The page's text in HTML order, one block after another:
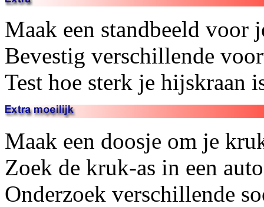
Maak een standbeeld voor
Bevestig verschillende
Test hoe sterk je hijskraan
Maak een doosje om je
Zoek de kruk-as in een
Onderzoek verschillende